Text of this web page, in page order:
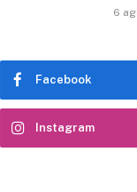
6
Facebook
Instagram